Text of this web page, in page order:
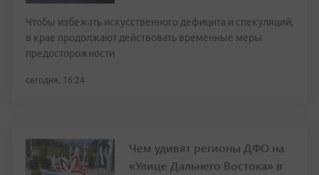
Чтобы избежать искусственного дефицита и спекуляций,
в крае продолжают действовать временные меры
предосторожности
сегодня, 16:24
Чем удивят регионы ДФО на
«Улице Дальнего Востока» в